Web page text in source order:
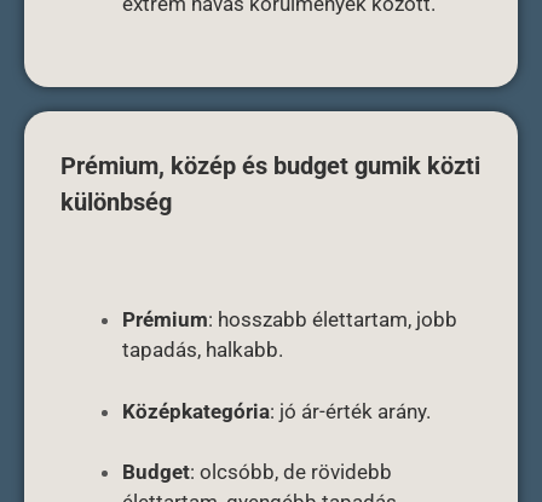
Prémium, közép és budget gumik közti
különbség
Prémium: hosszabb élettartam, jobb
tapadás, halkabb.
Középkategória: jó ár-érték arány.
Budget: olcsóbb, de rövidebb